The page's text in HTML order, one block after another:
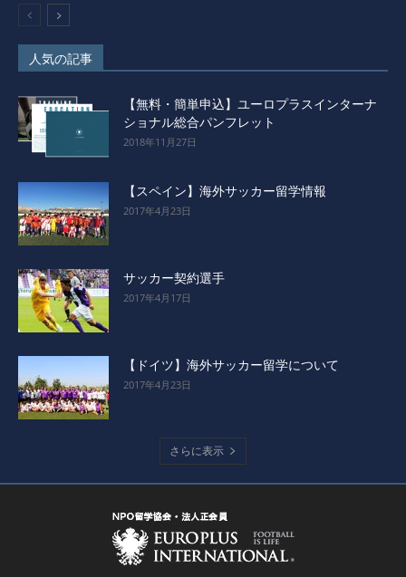
人気の記事
【無料・簡単申込】ユーロプラスインターナ
ショナル総合パンフレット
2018年11月27日
【スペイン】海外サッカー留学情報
2017年4月23日
サッカー契約選手
2017年4月17日
【ドイツ】海外サッカー留学について
2017年4月23日
さらに表示